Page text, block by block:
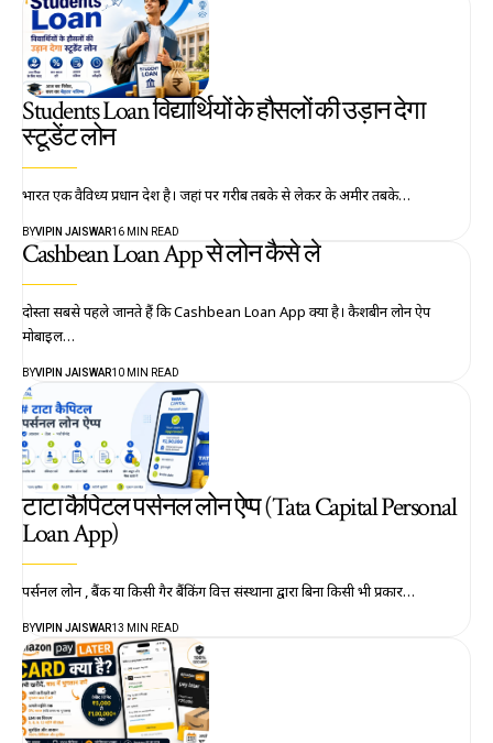
Students Loan विद्यार्थियों के हौसलों की उड़ान देगा
स्टूडेंट लोन
भारत एक वैविध्य प्रधान देश है। जहां पर गरीब तबके से लेकर के अमीर तबके…
BYVIPIN JAISWAR16 MIN READ
Cashbean Loan App से लोन कैसे ले
दोस्तों सबसे पहले जानते हैं कि Cashbean Loan App क्या है। कैशबीन लोन ऐप
मोबाइल…
BYVIPIN JAISWAR10 MIN READ
टाटा कैपिटल पर्सनल लोन ऐप्प (Tata Capital Personal
Loan App)
पर्सनल लोन , बैंक या किसी गैर बैंकिंग वित्त संस्थानों द्वारा बिना किसी भी प्रकार…
BYVIPIN JAISWAR13 MIN READ